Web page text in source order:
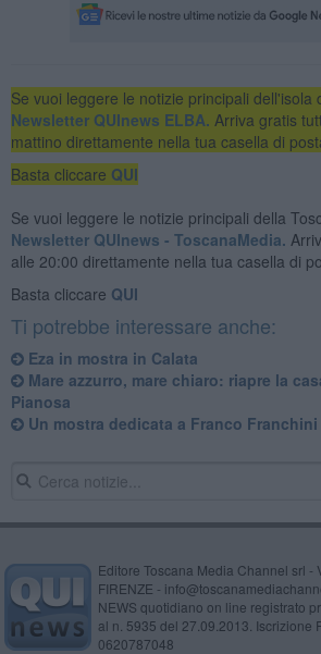
Se vuoi leggere le notizie principali dell'isola
Newsletter QUInews ELBA. Arriva gratis
mattino direttamente nella tua casella di
Basta cliccare QUI
Se vuoi leggere le notizie principali della
Newsletter QUInews - ToscanaMedia.
alle 20:00 direttamente nella tua casella di
Basta cliccare QUI
Ti potrebbe interessare anche:
Eza in mostra in Calata
Mare azzurro, mare chiaro: riapre la
Pianosa
Un mostra dedicata a Franco Franchini
Editore Toscana Media Channel srl -
FIRENZE -
NEWS quotidiano on line registrato
al n. 5935 del 27.09.2013. Iscrizione
0620787048